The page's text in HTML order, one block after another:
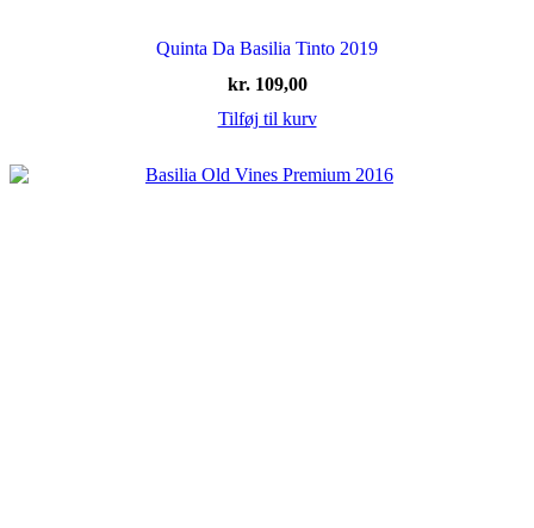
Quinta Da Basilia Tinto 2019
kr.109,00
Tilføj til kurv